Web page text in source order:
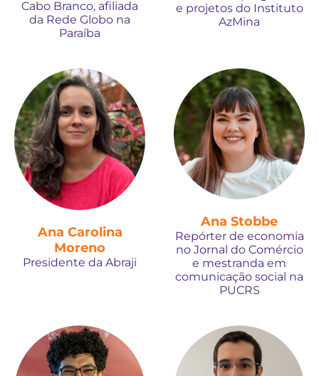
Cabo Branco, afiliada
da Rede Globo na
Paraíba
e projetos do Instituto
AzMina
Ana Carolina
Moreno
Presidente da Abraji
Ana Stobbe
Repórter de economia
no Jornal do Comércio
e mestranda em
comunicação social na
PUCRS